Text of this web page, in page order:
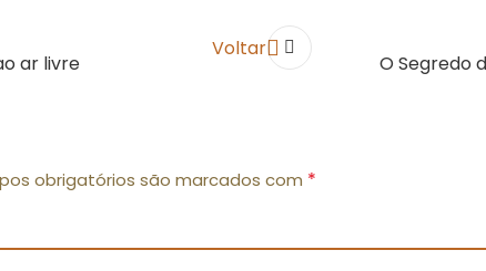
ar livre
Voltar
O Segredo
obrigatórios são marcados com *